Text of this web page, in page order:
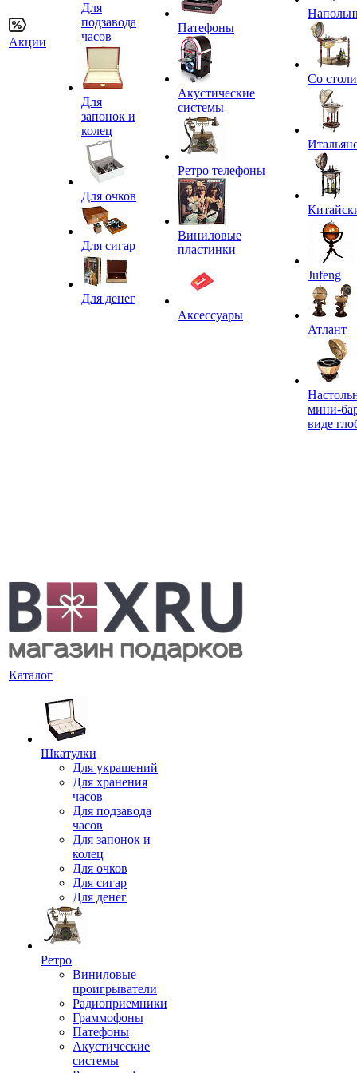
Акции
Для
подзавода
часов
Для
запонок и
колец
Для очков
Для сигар
Для денег
Патефоны
Акустические
системы
Ретро телефоны
Виниловые
пластинки
Аксессуары
Со
Jufeng
Атлант
мини-
виде
Каталог
Шкатулки
Для украшений
Для хранения
часов
Для подзавода
часов
Для запонок и
колец
Для очков
Для сигар
Для денег
Ретро
Виниловые
проигрыватели
Радиоприемники
Граммофоны
Патефоны
Акустические
системы